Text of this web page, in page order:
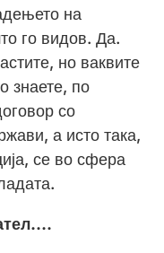
на
го видов. Да.
но ваквите
знаете, по
со
а исто така,
се во сфера